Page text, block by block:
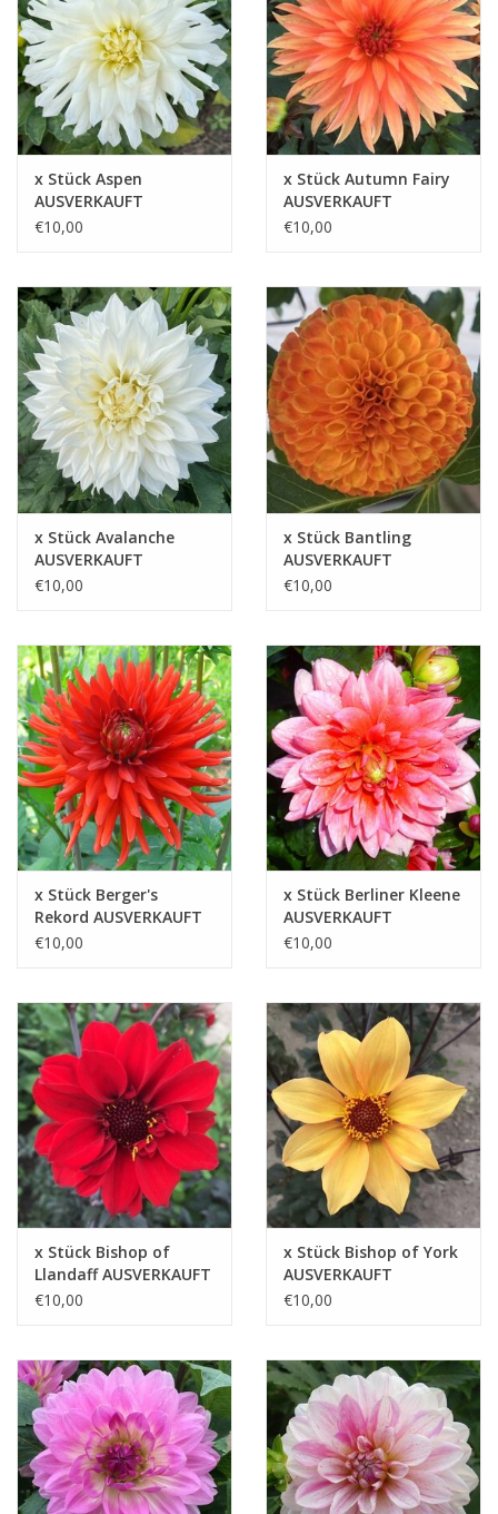
x Stück Aspen
AUSVERKAUFT
€10,00
x Stück Autumn Fairy
AUSVERKAUFT
€10,00
x Stück Avalanche
AUSVERKAUFT
€10,00
x Stück Bantling
AUSVERKAUFT
€10,00
x Stück Berger's
Rekord AUSVERKAUFT
€10,00
x Stück Berliner Kleene
AUSVERKAUFT
€10,00
x Stück Bishop of
Llandaff AUSVERKAUFT
€10,00
x Stück Bishop of York
AUSVERKAUFT
€10,00